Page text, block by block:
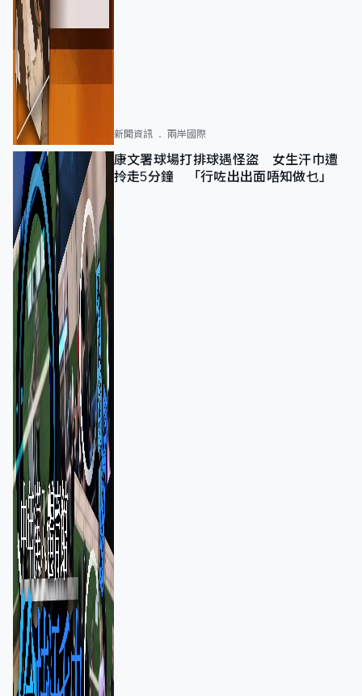
新聞資訊 兩岸國際
康文署球場打排球遇怪盜 女生汗巾遭
拎走5分鐘 「行咗出出面唔知做乜」